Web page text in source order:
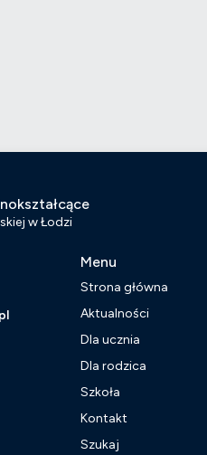
w Łodzi
Menu
Strona główna
Aktualności
Dla ucznia
Dla rodzica
Szkoła
Kontakt
Szukaj